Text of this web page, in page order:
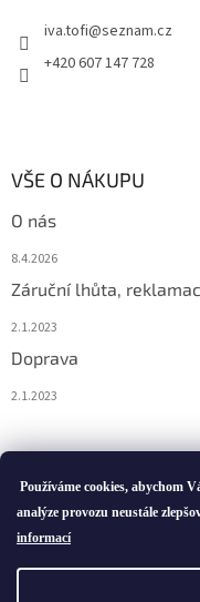
Používáme cookies, abychom
analýze provozu neustále
informací
iva.tofi@seznam.cz
+420 607 147 728
VŠE O NÁKUPU
O nás
8.4.2026
Záruční lhůta,
2.1.2023
Doprava
2.1.2023